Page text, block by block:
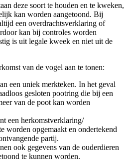
deze soort te houden en te kweken,
kan worden aangetoond. Bij
een overdrachtsverklaring of
kan bij controles worden
is uit legale kweek en niet uit de
van de vogel aan te tonen:
een uniek merkteken. In het geval
gesloten pootring die bij een
van de poot kan worden
een herkomstverklaring/
worden opgemaakt en ondertekend
partij.
ook gegevens van de ouderdieren
te kunnen worden.